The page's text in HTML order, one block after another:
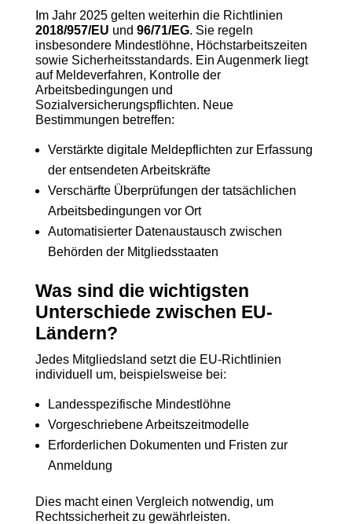
Im Jahr 2025 gelten weiterhin die Richtlinien
2018/957/EU und 96/71/EG. Sie regeln
insbesondere Mindestlöhne, Höchstarbeitszeiten
sowie Sicherheitsstandards. Ein Augenmerk liegt
auf Meldeverfahren, Kontrolle der
Arbeitsbedingungen und
Sozialversicherungspflichten. Neue
Bestimmungen betreffen:
Verstärkte digitale Meldepflichten zur Erfassung
der entsendeten Arbeitskräfte
Verschärfte Überprüfungen der tatsächlichen
Arbeitsbedingungen vor Ort
Automatisierter Datenaustausch zwischen
Behörden der Mitgliedsstaaten
Was sind die wichtigsten
Unterschiede zwischen EU-
Ländern?
Jedes Mitgliedsland setzt die EU-Richtlinien
individuell um, beispielsweise bei:
Landesspezifische Mindestlöhne
Vorgeschriebene Arbeitszeitmodelle
Erforderlichen Dokumenten und Fristen zur
Anmeldung
Dies macht einen Vergleich notwendig, um
Rechtssicherheit zu gewährleisten.